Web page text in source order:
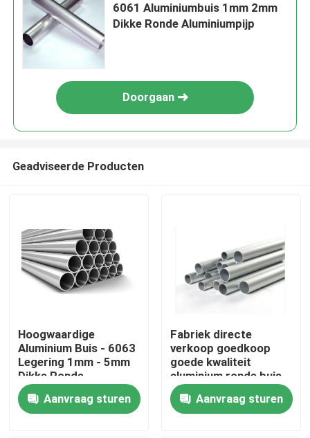
Thuis
6061 Aluminiumbuis 1mm 2mm
Dikke Ronde Aluminiumpijp
Doorgaan
Geadviseerde Producten
Hoogwaardige
Aluminium Buis - 6063
Legering 1mm - 5mm
Dikke Ronde
Aluminium Ronde Pijp
voor Bouwconstructie
Aanvraag sturen
Fabriek directe
verkoop goedkoop
goede kwaliteit
aluminium ronde buis
3003 serie voor
buitengebruik
Aanvraag sturen